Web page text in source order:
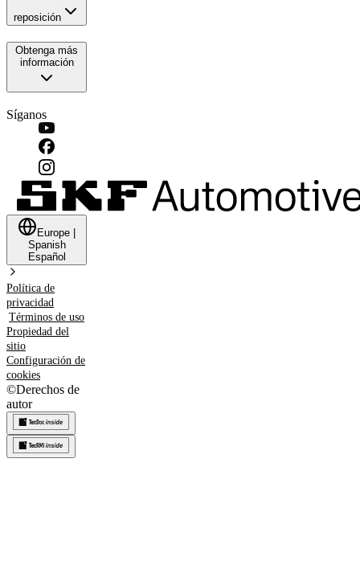
reposición
Obtenga más
información
Síganos
Europe
Spanish
Español
Política de
privacidad
Términos de uso
Propiedad del
sitio
Configuración de
cookies
©Derechos de
autor